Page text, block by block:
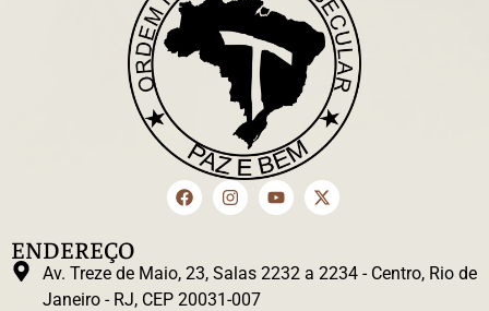
ENDEREÇO
Av. Treze de Maio, 23, Salas 2232 a 2234 - Centro, Rio de
Janeiro - RJ, CEP 20031-007